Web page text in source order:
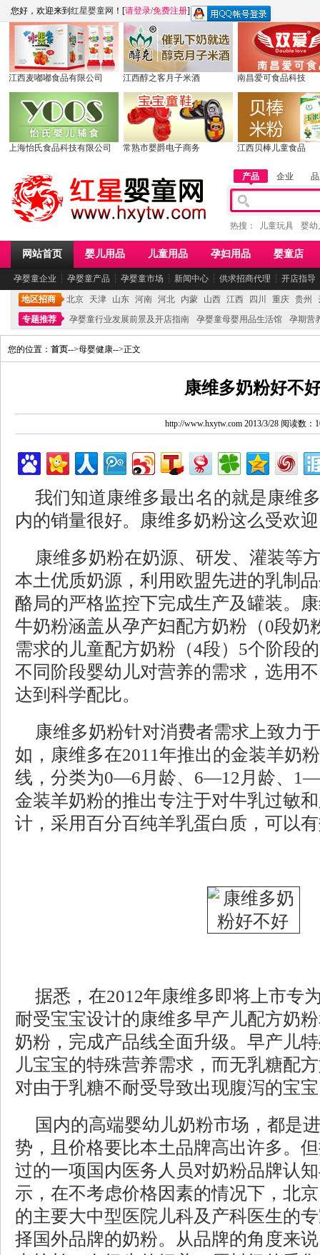
您好，欢迎来到 红星婴童网 ！[请登录/免费注册]
江西麦嘟嘟食品有限公司 江西醇之客月子米酒 南昌爱可食品科技
上海怡氏食品科技有限公司 常熟市婴爵电子商务 江西贝棒儿童食品
产品 企业
热搜： 儿童玩具 婴幼
网站首页 婴儿用品 儿童用品 孕妇用品 婴童店
孕婴童企业 ┆ 孕婴童产品 ┆ 孕婴童市场 ┆ 新闻中心 ┆ 供求招商代理 ┆ 开店指导
地区招商 北京 天津 山东 河南 河北 内蒙 山西 江西 四川 重庆 贵州
专题推荐
孕婴童行业发展前景及开店指南 孕婴童母婴用品生活馆 孕期营
您的位置： 首页-->母婴健康-->正文
康维多奶粉好不
http://www.hxytw.com 2013/3/28 阅读数：
我们知道康维多最出名的就是康维
内的销量很好。康维多奶粉这么受欢
康维多奶粉在奶源、研发、灌装等
本土优质奶源，利用欧盟先进的乳制
酪局的严格监控下完成生产及罐装。
牛奶粉涵盖从孕产妇配方奶粉（0段奶
需求的儿童配方奶粉（4段）5个阶段
不同阶段婴幼儿对营养的需求，选用
达到科学配比。
康维多奶粉针对消费者需求上致力
如，康维多在2011年推出的金装羊奶
线，分类为0—6月龄、6—12月龄、
金装羊奶粉的推出专注于对牛乳过敏
计，采用百分百纯羊乳蛋白质，可以
据悉，在2012年康维多即将上市专
耐受宝宝设计的康维多早产儿配方奶
奶粉，完成产品线全面升级。早产儿
儿宝宝的特殊营养需求，而无乳糖配
对由于乳糖不耐受导致出现腹泻的宝
国内的高端婴幼儿奶粉市场，都是
势，且价格要比本土品牌高出许多。
过的一项国内医务人员对奶粉品牌认
示，在不考虑价格因素的情况下，北
的主要大中型医院儿科及产科医生的
择国外品牌的奶粉。从品牌的角度来